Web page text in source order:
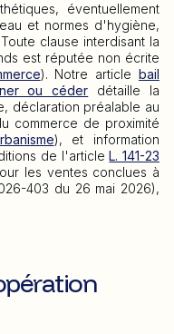
éventuellement
et normes d'hygiène,
clause interdisant la
est réputée non écrite
). Notre articlebail
ou céder détaille la
déclaration préalable au
commerce de proximité
), et information
de l'articleL. 141-23
les ventes conclues à
403 du 26 mai 2026),